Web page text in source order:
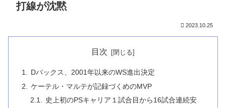
打線が沈黙
2023.10.25
目次
Dバックス、2001年以来のWS進出決定
ケーテル・マルテが記録づくめのMVP
史上初のPSキャリア１試合目から16試合連続安